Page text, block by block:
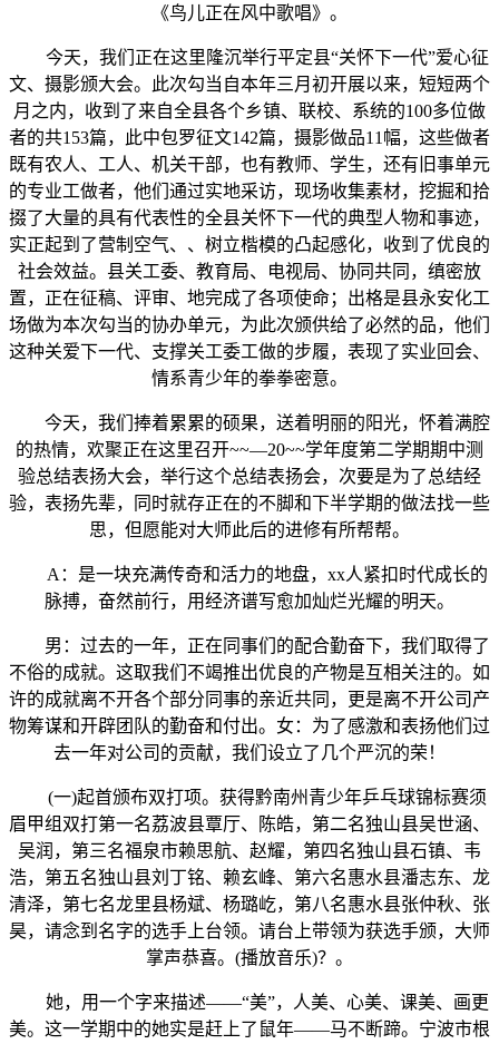
《鸟儿正在风中歌唱》。
今天，我们正在这里隆沉举行平定县“关怀下一代”爱心征
文、摄影颁大会。此次勾当自本年三月初开展以来，短短两个
月之内，收到了来自全县各个乡镇、联校、系统的100多位做
者的共153篇，此中包罗征文142篇，摄影做品11幅，这些做者
既有农人、工人、机关干部，也有教师、学生，还有旧事单元
的专业工做者，他们通过实地采访，现场收集素材，挖掘和拾
掇了大量的具有代表性的全县关怀下一代的典型人物和事迹，
实正起到了营制空气、、树立楷模的凸起感化，收到了优良的
社会效益。县关工委、教育局、电视局、协同共同，缜密放
置，正在征稿、评审、地完成了各项使命；出格是县永安化工
场做为本次勾当的协办单元，为此次颁供给了必然的品，他们
这种关爱下一代、支撑关工委工做的步履，表现了实业回会、
情系青少年的拳拳密意。
今天，我们捧着累累的硕果，送着明丽的阳光，怀着满腔
的热情，欢聚正在这里召开~~—20~~学年度第二学期期中测
验总结表扬大会，举行这个总结表扬会，次要是为了总结经
验，表扬先辈，同时就存正在的不脚和下半学期的做法找一些
思，但愿能对大师此后的进修有所帮帮。
A：是一块充满传奇和活力的地盘，xx人紧扣时代成长的
脉搏，奋然前行，用经济谱写愈加灿烂光耀的明天。
男：过去的一年，正在同事们的配合勤奋下，我们取得了
不俗的成就。这取我们不竭推出优良的产物是互相关注的。如
许的成就离不开各个部分同事的亲近共同，更是离不开公司产
物筹谋和开辟团队的勤奋和付出。女：为了感激和表扬他们过
去一年对公司的贡献，我们设立了几个严沉的荣！
(一)起首颁布双打项。获得黔南州青少年乒乓球锦标赛须
眉甲组双打第一名荔波县覃厅、陈皓，第二名独山县吴世涵、
吴润，第三名福泉市赖思航、赵耀，第四名独山县石镇、韦
浩，第五名独山县刘丁铭、赖玄峰、第六名惠水县潘志东、龙
清泽，第七名龙里县杨斌、杨璐屹，第八名惠水县张仲秋、张
昊，请念到名字的选手上台领。请台上带领为获选手颁，大师
掌声恭喜。(播放音乐)？。
她，用一个字来描述——“美”，人美、心美、课美、画更
美。这一学期中的她实是赶上了鼠年——马不断蹄。宁波市根